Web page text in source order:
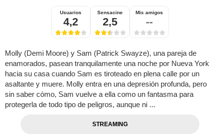
Usuarios
4,2
Sensacine
2,5
Mis amigos
--
Molly (Demi Moore) y Sam (Patrick Swayze), una pareja de
enamorados, pasean tranquilamente una noche por Nueva York
hacia su casa cuando Sam es tiroteado en plena calle por un
asaltante y muere. Molly entra en una depresión profunda, pero
sin saber cómo, Sam vuelve a ella como un fantasma para
protegerla de todo tipo de peligros, aunque ni ...
STREAMING